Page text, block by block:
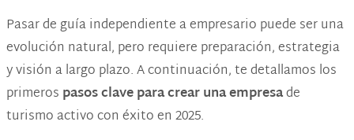
Pasar de guía independiente a empresario puede ser una
evolución natural, pero requiere preparación, estrategia
y visión a largo plazo. A continuación, te detallamos los
primeros pasos clave para crear una empresade
turismo activo con éxito en 2025.